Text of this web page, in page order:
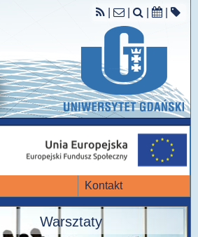
Kontakt
Warsztaty